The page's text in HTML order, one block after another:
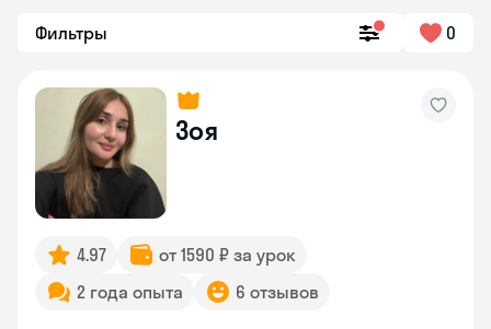
Фильтры 0
Зоя
4.97
от 1590 ₽ за урок
2 года опыта
6 отзывов